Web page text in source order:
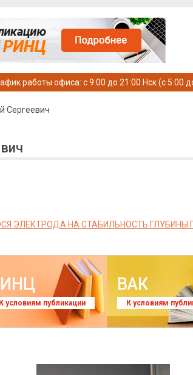
работы офиса: с 9:00 до 21:00 Нск (с 5:00
Сергеевич
ЭЛЕКТРОДА НА СТАБИЛЬНОСТЬ
К условиям публикации
ВАК
К условиям